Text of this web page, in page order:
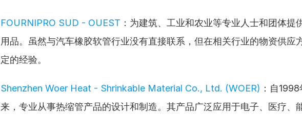
FOURNIPRO SUD - OUEST ：为建筑、工业和农业等专业人士和团体提
用品。虽然与汽车橡胶软管行业没有直接联系，但在相关行业的物资供应
定的经验。
Shenzhen Woer Heat - Shrinkable Material Co., Ltd. (WOER) ：自
来，专业从事热缩管产品的设计和制造。其产品广泛应用于电子、医疗、